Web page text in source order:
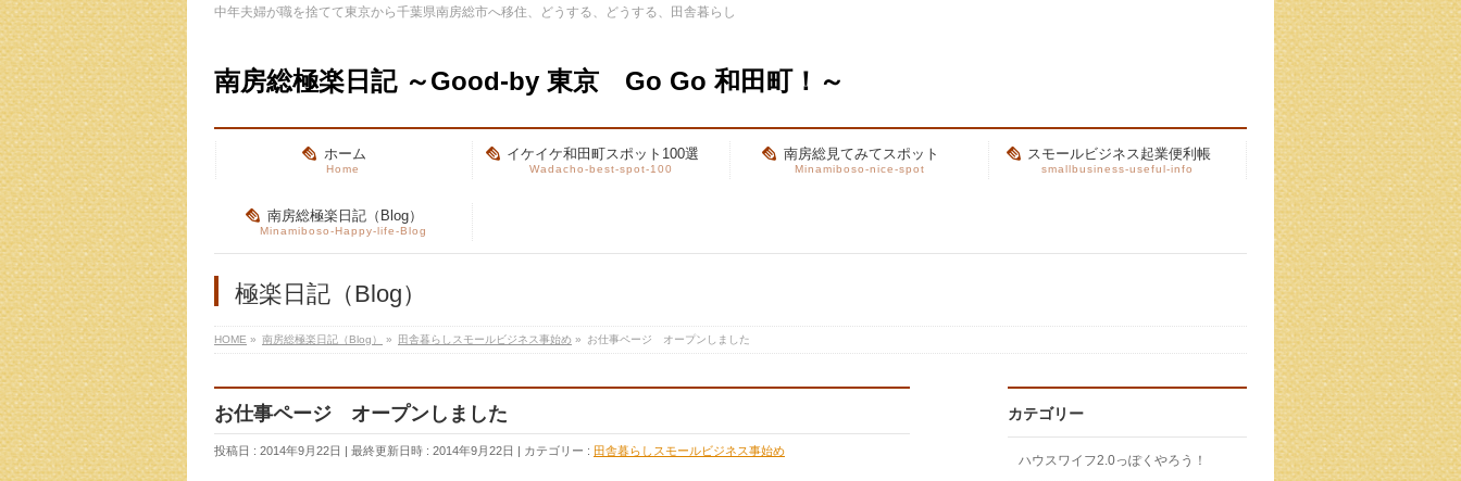
中年夫婦が職を捨てて東京から千葉県南房総市へ移住、どうする、どうする、田舎暮らし
南房総極楽日記 ～Good-by 東京 Go Go 和田町！～
ホーム
Home
イケイケ和田町スポット100選
Wadacho-best-spot-100
南房総見てみてスポット
Minamiboso-nice-spot
スモールビジネス起業便利帳
smallbusiness-useful-info
南房総極楽日記（Blog）
Minamiboso-Happy-life-Blog
極楽日記（Blog）
HOME » 南房総極楽日記（Blog） » 田舎暮らしスモールビジネス事始め » お仕事ページ オープンしました
お仕事ページ オープンしました
投稿日 : 2014年9月22日 最終更新日時 : 2014年9月22日 カテゴリー : 田舎暮らしスモールビジネス事始め
カテゴリー
ハウスワイフ2.0っぽくやろう！